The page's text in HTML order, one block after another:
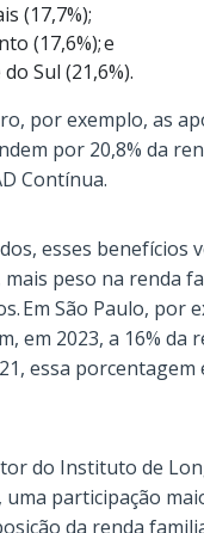
(17,7%);
(17,6%); e
Sul (21,6%).
por exemplo, as
por 20,8% da
Contínua.
esses benefícios
mais peso na renda
Em São Paulo, por
em 2023, a 16% da
essa porcentagem
do Instituto de
, uma participação
da renda